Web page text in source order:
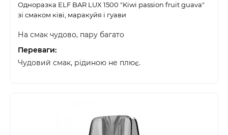
Одноразка ELF BAR LUX 1500 "Kiwi passion fruit guava"
зі смаком ківі, маракуйя і гуави
На смак чудово, пару багато
Переваги:
Чудовий смак, рідиною не плює.